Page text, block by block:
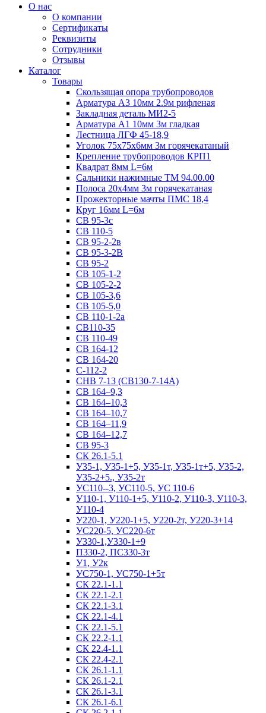
О нас
О компании
Сертификаты
Реквизиты
Сотрудники
Отзывы
Каталог
Товары
Скользящая опора трубопроводов
Арматура А3 10мм 2.9м рифленая
Закладная деталь МИ2-5
Арматура А1 10мм 3м гладкая
Лестница ЛГФ 45-18,9
Уголок 75х75х6мм 3м горячекатаный
Крепление трубопроводов КРП1
Квадрат 8мм L=6м
Сальники нажимные ТМ 94.00.00
Полоса 20х4мм 3м горячекатаная
Прожекторные мачты ПМС 18,4
Круг 16мм L=6м
СВ 95-3с
СВ 110-5
СВ 95-2-2в
СВ 95-3-2В
СВ 95-2
СВ 105-1-2
СВ 105-2-2
СВ 105-3,6
СВ 105-5,0
СВ 110-1-2а
СВ110-35
СВ 110-49
СВ 164-12
СВ 164-20
С-112-2
СНВ 7-13 (СВ130-7-14А)
СВ 164–9,3
СВ 164–10,3
СВ 164–10,7
СВ 164–11,9
СВ 164–12,7
СВ 95-3
СК 26.1-5.1
У35-1, У35-1+5, У35-1т, У35-1т+5, У35-2,
У35-2+5., У35-2т
УС110--3, УС110-5, УС 110-6
У110-1, У110-1+5, У110-2, У110-3, У110-3,
У110-4
У220-1, У220-1+5, У220-2т, У220-3+14
УС220-5, УС220-6т
У330-1,У330-1+9
П330-2, ПС330-3т
У1, У2к
УС750-1, УС750-1+5т
СК 22.1-1.1
СК 22.1-2.1
СК 22.1-3.1
СК 22.1-4.1
СК 22.1-5.1
СК 22.2-1.1
СК 22.4-1.1
СК 22.4-2.1
СК 26.1-1.1
СК 26.1-2.1
СК 26.1-3.1
СК 26.1-6.1